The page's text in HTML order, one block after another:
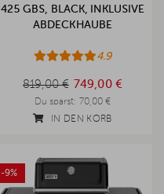
425 GBS, BLACK, INKLUSIVE
ABDECKHAUBE
4.9
819,00 € 749,00 €
Du sparst: 70,00 €
IN DEN KORB
-9%